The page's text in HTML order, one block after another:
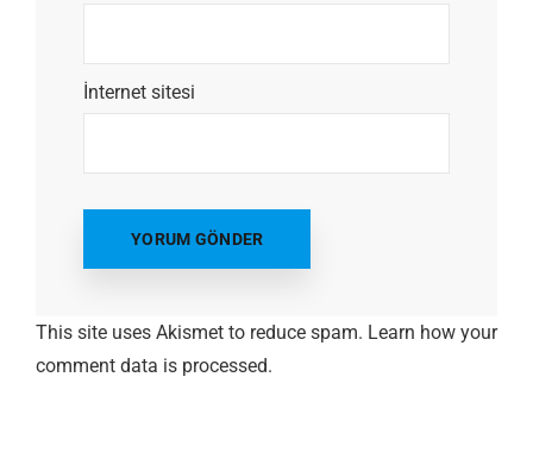
İnternet sitesi
This site uses Akismet to reduce spam. Learn how your
comment data is processed.